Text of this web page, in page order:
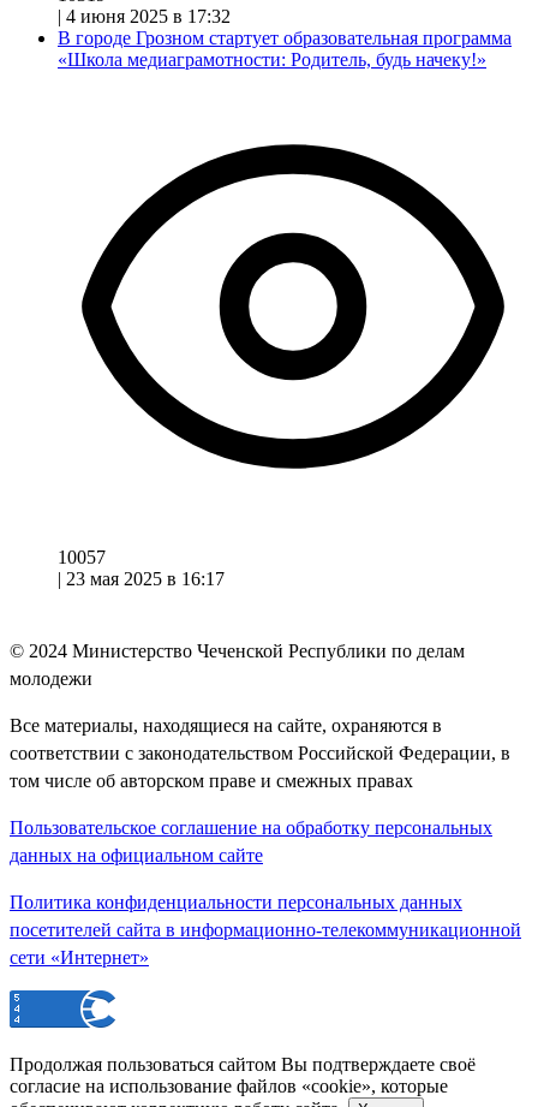
| 4 июня 2025 в 17:32
В городе Грозном стартует образовательная программа
«Школа медиаграмотности: Родитель, будь начеку!»
10057
| 23 мая 2025 в 16:17
© 2024 Министерство Чеченской Республики по делам
молодежи
Все материалы, находящиеся на сайте, охраняются в
соответствии с законодательством Российской Федерации, в
том числе об авторском праве и смежных правах
Пользовательское соглашение на обработку персональных
данных на официальном сайте
Политика конфиденциальности персональных данных
посетителей сайта в информационно-телекоммуникационной
сети «Интернет»
Продолжая пользоваться сайтом Вы подтверждаете своё
согласие на использование файлов «cookie», которые